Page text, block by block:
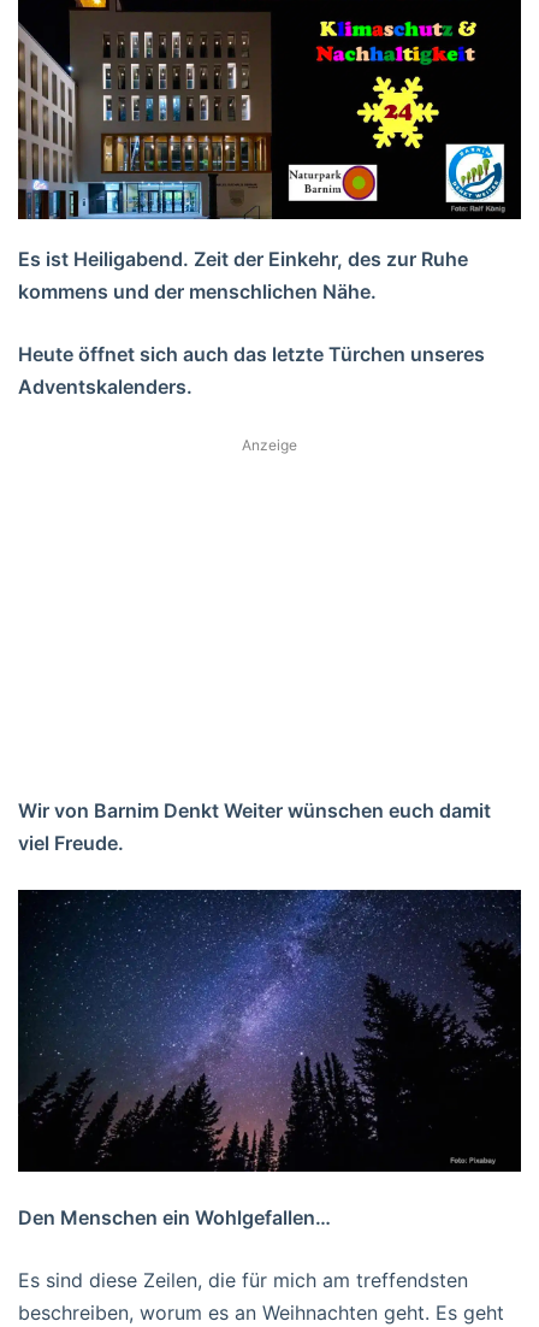
Es ist Heiligabend. Zeit der Einkehr, des zur Ruhe
kommens und der menschlichen Nähe.
Heute öffnet sich auch das letzte Türchen unseres
Adventskalenders.
Anzeige
Wir von Barnim Denkt Weiter wünschen euch damit
viel Freude.
Den Menschen ein Wohlgefallen…
Es sind diese Zeilen, die für mich am treffendsten
beschreiben, worum es an Weihnachten geht. Es geht